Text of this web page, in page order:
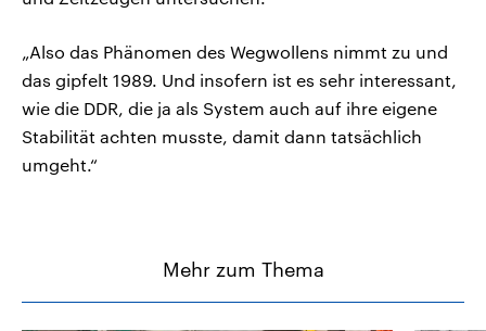
„Also das Phänomen des Wegwollens nimmt zu und
das gipfelt 1989. Und insofern ist es sehr interessant,
wie die DDR, die ja als System auch auf ihre eigene
Stabilität achten musste, damit dann tatsächlich
umgeht.“
Mehr zum Thema